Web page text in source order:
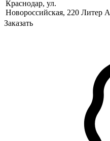
Краснодар, ул.
Новороссийская, 220 Литер А
Заказать